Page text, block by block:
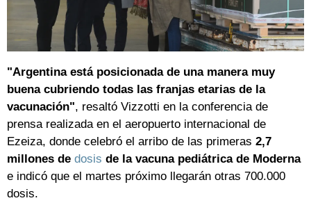
"Argentina está posicionada de una manera muy
buena cubriendo todas las franjas etarias de la
vacunación", resaltó Vizzotti en la conferencia de
prensa realizada en el aeropuerto internacional de
Ezeiza, donde celebró el arribo de las primeras 2,7
millones de dosis de la vacuna pediátrica de Moderna
e indicó que el martes próximo llegarán otras 700.000
dosis.